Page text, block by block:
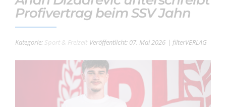
Profivertrag beim SSV Jahn
Kategorie: Sport & Freizeit Veröffentlicht: 07. Mai 2026 | filterVERLAG